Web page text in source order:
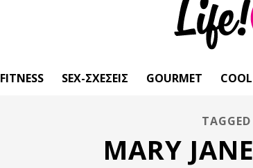
FITNESS SEX-ΣΧΈΣΕΙΣ GOURMET
TAGGED
MARY